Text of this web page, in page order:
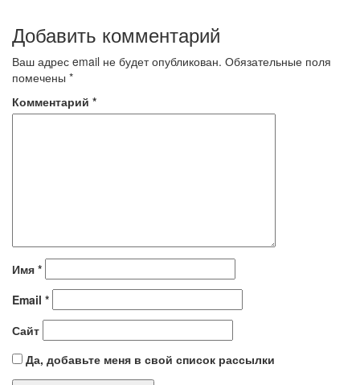
Добавить комментарий
Ваш адрес email не будет опубликован. Обязательные поля
помечены *
Комментарий *
Имя *
Email *
Сайт
Да, добавьте меня в свой список рассылки